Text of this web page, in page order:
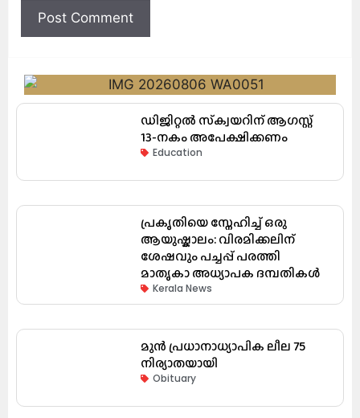
ഡിജിറ്റൽ സ്‌ക്വയറിന് ആഗസ്റ്റ്
13-നകം അപേക്ഷിക്കണം
Education
പ്രകൃതിയെ സ്നേഹിച്ച് ഒരു
ആയുഷ്കാലം: വിരമിക്കലിന്
ശേഷവും പച്ചപ്പ് പരത്തി
മാതൃകാ അധ്യാപക ദമ്പതികൾ
Kerala News
മുൻ പ്രധാനാധ്യാപിക ലീല 75
നിര്യാതയായി
Obituary